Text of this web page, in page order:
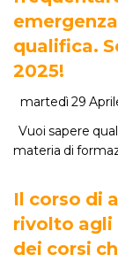
qualifica.
2025!
martedì 29
Vuoi sapere
materia di
Il corso di
rivolto agli
dei corsi